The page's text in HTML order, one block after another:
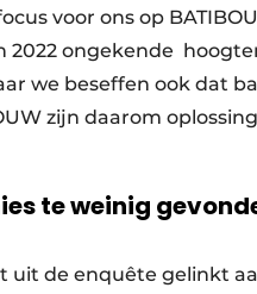
voor ons op
ongekende
we beseffen ook dat
zijn daarom
te weinig
uit de enquête gelinkt